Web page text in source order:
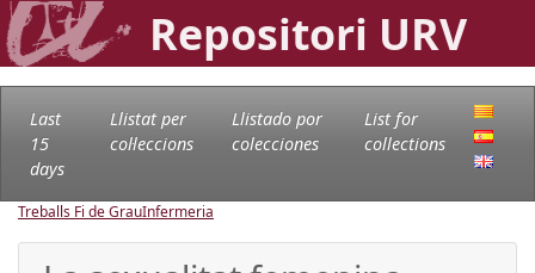
Repositori URV
Last
15
days
Llistat per
col·leccions
Llistado por
colecciones
List for
collections
Treballs Fi de GrauInfermeria